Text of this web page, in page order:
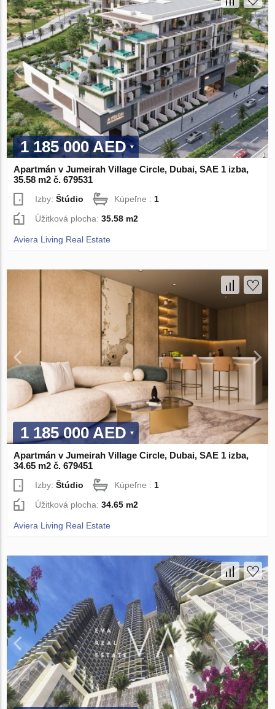
1 185 000 AED
Apartmán v Jumeirah Village Circle, Dubai, SAE 1 izba,
35.58 m2 č. 679531
Izby:Štúdio Kúpeľne : 1
Úžitková plocha:35.58 m2
Aviera Living Real Estate
1 185 000 AED
Apartmán v Jumeirah Village Circle, Dubai, SAE 1 izba,
34.65 m2 č. 679451
Izby:Štúdio Kúpeľne : 1
Úžitková plocha:34.65 m2
Aviera Living Real Estate